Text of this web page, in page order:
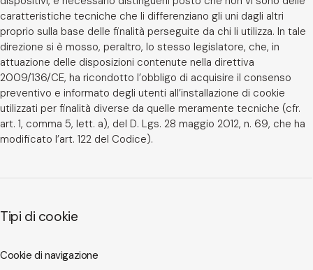
caratteristiche tecniche che li differenziano gli uni dagli altri
proprio sulla base delle finalità perseguite da chi li utilizza. In tale
direzione si è mosso, peraltro, lo stesso legislatore, che, in
attuazione delle disposizioni contenute nella direttiva
2009/136/CE, ha ricondotto l’obbligo di acquisire il consenso
preventivo e informato degli utenti all’installazione di cookie
utilizzati per finalità diverse da quelle meramente tecniche (cfr.
art. 1, comma 5, lett. a), del D. Lgs. 28 maggio 2012, n. 69, che ha
modificato l’art. 122 del Codice).
Tipi di cookie
Cookie di navigazione